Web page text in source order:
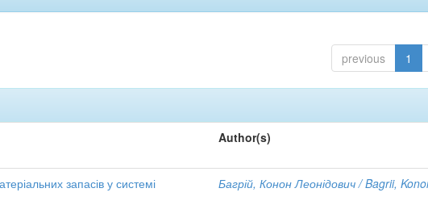
previous 1
Author(s)
запасів у системі
Багрій, Конон Леонідович / Bagrii,